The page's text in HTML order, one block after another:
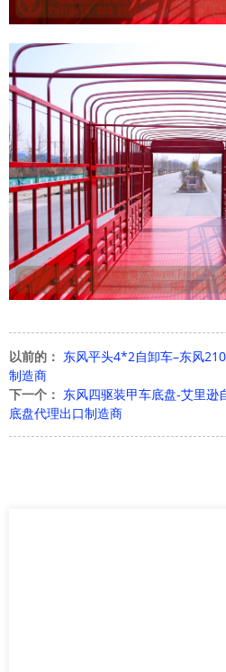
以前的： 东风平头4*2自卸车–东风
制造商
下一个： 东风四驱装甲车底盘-艾里逊
底盘代理出口制造商